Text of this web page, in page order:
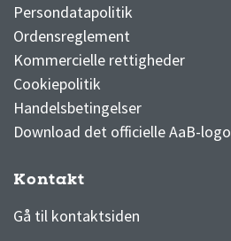
Persondatapolitik
Ordensreglement
Kommercielle rettigheder
Cookiepolitik
Handelsbetingelser
Download det officielle AaB-logo
Kontakt
Gå til kontaktsiden